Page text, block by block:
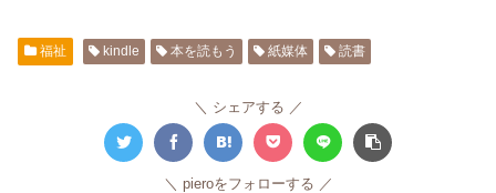
福祉 kindle 本を読もう 紙媒体 読書
シェアする
pieroをフォローする